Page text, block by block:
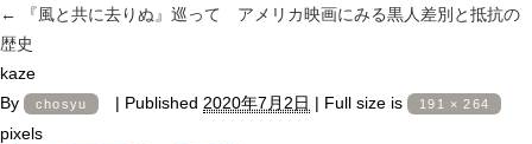
←
『風と共に去りぬ』巡って アメリカ映画にみる黒人差別と抵抗の
歴史
kaze
By
chosyu | Published 2020年7月2日 | Full size is 191 × 264
pixels